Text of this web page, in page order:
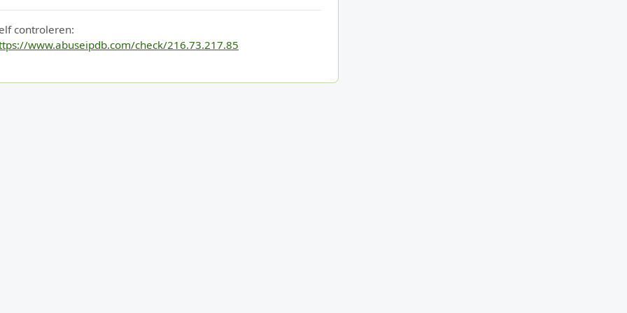
controleren:
www.abuseipdb.com/check/216.73.217.85